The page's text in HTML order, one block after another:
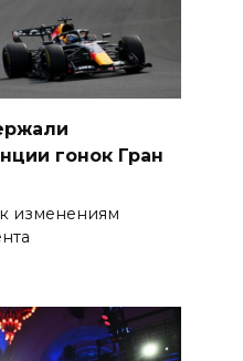
гонок Гран
изменениям